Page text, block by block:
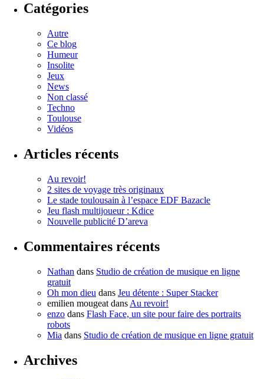
Catégories
Autre
Ce blog
Humeur
Insolite
Jeux
News
Non classé
Techno
Toulouse
Vidéos
Articles récents
Au revoir!
2 sites de voyage très originaux
Le stade toulousain à l’espace EDF Bazacle
Jeu flash multijoueur : Kdice
Nouvelle publicité D’areva
Commentaires récents
Nathan dans Studio de création de musique en ligne
gratuit
Oh mon dieu dans Jeu détente : Super Stacker
emilien mougeat dans Au revoir!
enzo dans Flash Face, un site pour faire des portraits
robots
Mia dans Studio de création de musique en ligne gratuit
Archives